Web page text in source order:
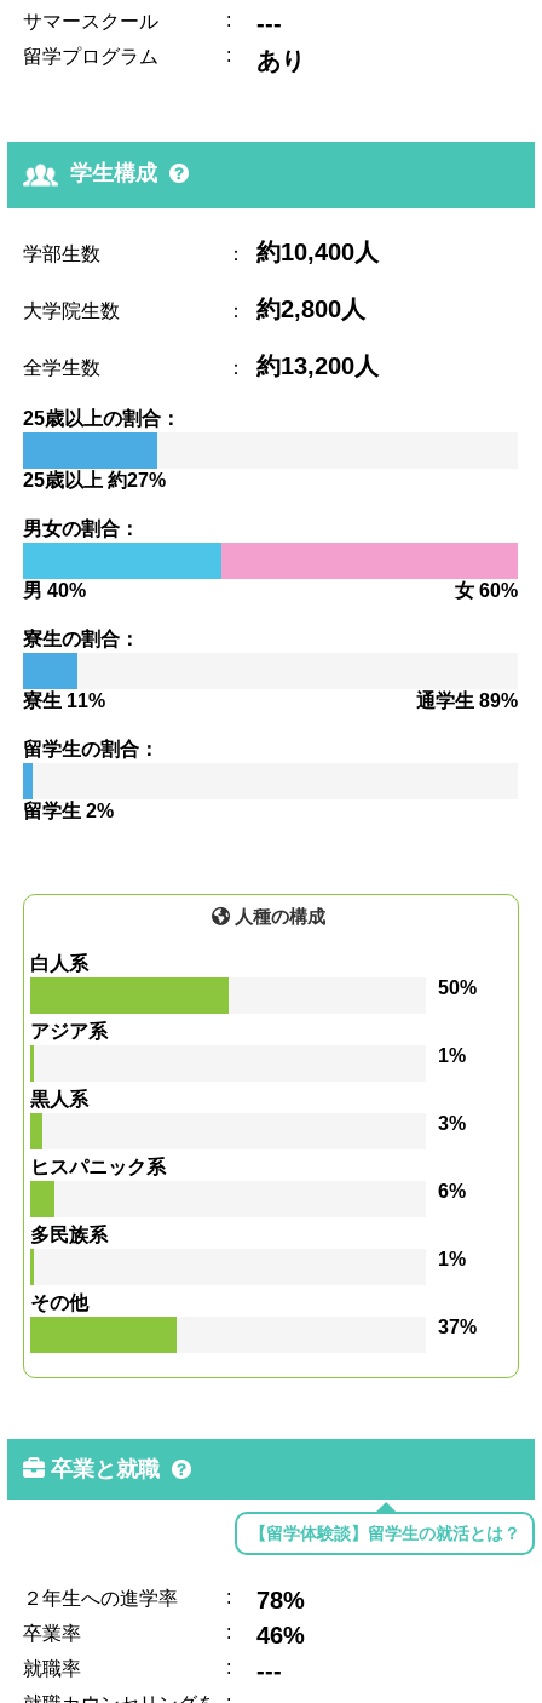
サマースクール : ---
留学プログラム : あり
学生構成
学部生数 ： 約10,400人
大学院生数 ： 約2,800人
全学生数 ： 約13,200人
25歳以上の割合：
25歳以上 約27%
男女の割合：
男 40% 女 60%
寮生の割合：
寮生 11% 通学生 89%
留学生の割合：
留学生 2%
人種の構成
白人系
50%
アジア系
1%
黒人系
3%
ヒスパニック系
6%
多民族系
1%
その他
37%
卒業と就職
【留学体験談】留学生の就活とは？
２年生への進学率 : 78%
卒業率 : 46%
就職率 : ---